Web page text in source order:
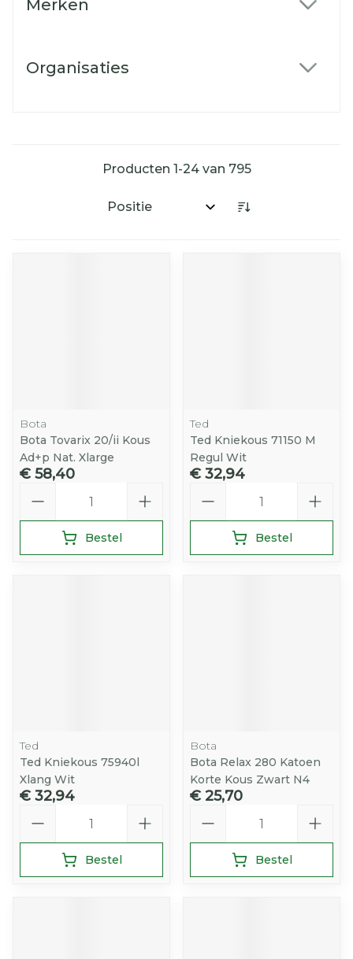
Merken
Organisaties
Producten 1-24van 795
Sorteer op:
Bota
Bota Tovarix 20/ii Kous
Ad+p Nat. Xlarge
€ 58,40
Bestel
Ted
Ted Kniekous 71150 M
Regul Wit
€ 32,94
Bestel
Ted
Ted Kniekous 75940l
Xlang Wit
€ 32,94
Bestel
Bota
Bota Relax 280 Katoen
Korte Kous Zwart N4
€ 25,70
Bestel